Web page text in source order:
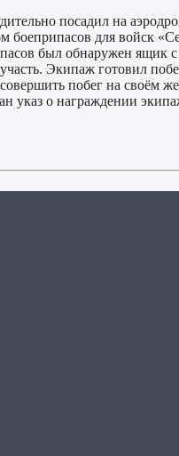
посадил на
для войск
был обнаружен
Экипаж готовил
совершить побег на
указ о награждении